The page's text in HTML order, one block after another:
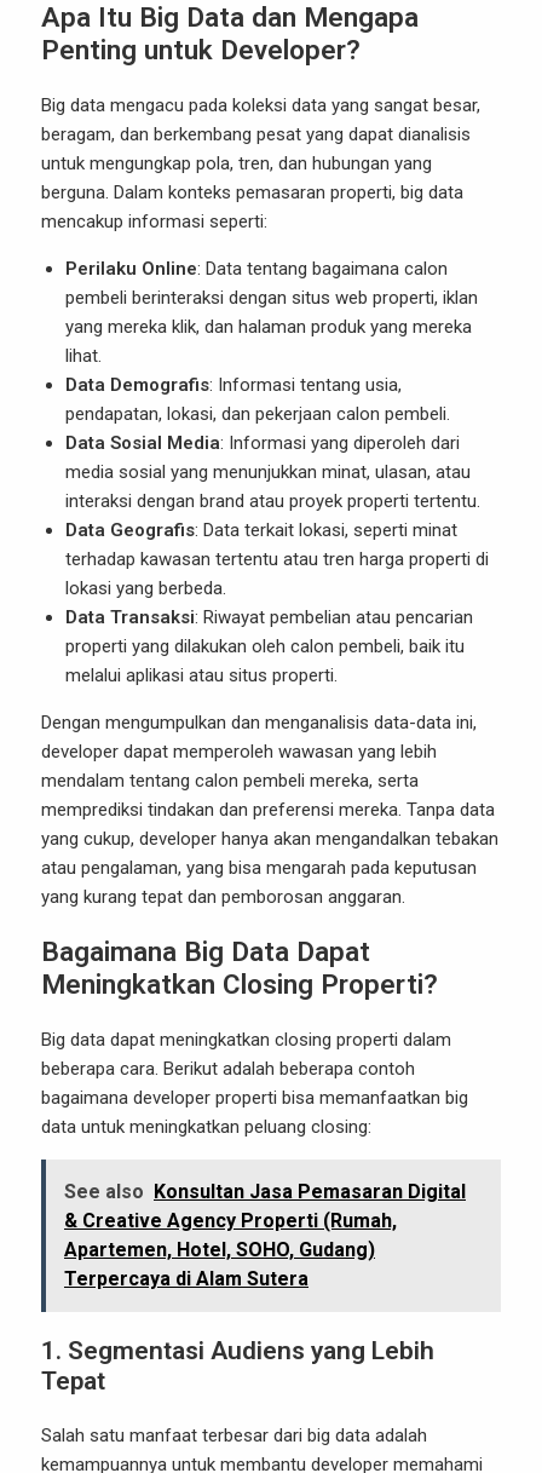
Apa Itu Big Data dan Mengapa
Penting untuk Developer?
Big data mengacu pada koleksi data yang sangat besar,
beragam, dan berkembang pesat yang dapat dianalisis
untuk mengungkap pola, tren, dan hubungan yang
berguna. Dalam konteks pemasaran properti, big data
mencakup informasi seperti:
Perilaku Online: Data tentang bagaimana calon
pembeli berinteraksi dengan situs web properti, iklan
yang mereka klik, dan halaman produk yang mereka
lihat.
Data Demografis: Informasi tentang usia,
pendapatan, lokasi, dan pekerjaan calon pembeli.
Data Sosial Media: Informasi yang diperoleh dari
media sosial yang menunjukkan minat, ulasan, atau
interaksi dengan brand atau proyek properti tertentu.
Data Geografis: Data terkait lokasi, seperti minat
terhadap kawasan tertentu atau tren harga properti di
lokasi yang berbeda.
Data Transaksi: Riwayat pembelian atau pencarian
properti yang dilakukan oleh calon pembeli, baik itu
melalui aplikasi atau situs properti.
Dengan mengumpulkan dan menganalisis data-data ini,
developer dapat memperoleh wawasan yang lebih
mendalam tentang calon pembeli mereka, serta
memprediksi tindakan dan preferensi mereka. Tanpa data
yang cukup, developer hanya akan mengandalkan tebakan
atau pengalaman, yang bisa mengarah pada keputusan
yang kurang tepat dan pemborosan anggaran.
Bagaimana Big Data Dapat
Meningkatkan Closing Properti?
Big data dapat meningkatkan closing properti dalam
beberapa cara. Berikut adalah beberapa contoh
bagaimana developer properti bisa memanfaatkan big
data untuk meningkatkan peluang closing:
See also Konsultan Jasa Pemasaran Digital
& Creative Agency Properti (Rumah,
Apartemen, Hotel, SOHO, Gudang)
Terpercaya di Alam Sutera
1. Segmentasi Audiens yang Lebih
Tepat
Salah satu manfaat terbesar dari big data adalah
kemampuannya untuk membantu developer memahami